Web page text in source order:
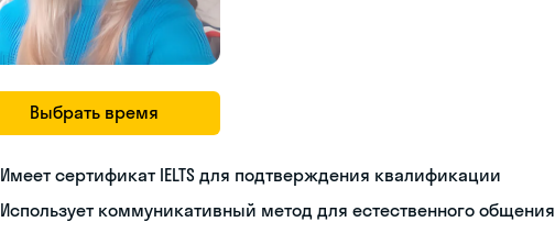
Выбрать время
Имеет сертификат IELTS для подтверждения квалификации
Использует коммуникативный метод для естественного общения